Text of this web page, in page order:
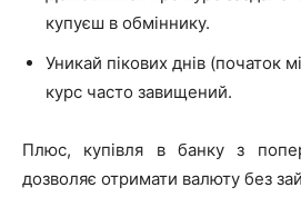
купуєш в обміннику.
Уникай пікових днів (початок
курс часто завищений.
Плюс, купівля в банку з
дозволяє отримати валюту без